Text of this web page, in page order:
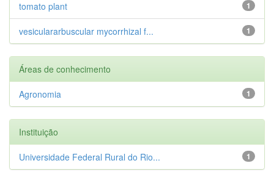
1
tomato plant
1
vesiculararbuscular mycorrhizal f...
Áreas de conhecimento
1
Agronomia
Instituição
1
Universidade Federal Rural do Rio...